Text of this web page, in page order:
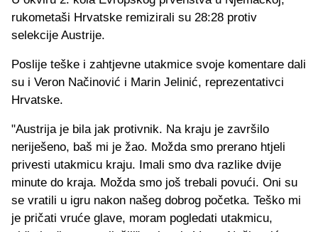
rukometaši Hrvatske remizirali su 28:28 protiv
selekcije Austrije.
Poslije teške i zahtjevne utakmice svoje komentare dali
su i Veron Načinović i Marin Jelinić, reprezentativci
Hrvatske.
"Austrija je bila jak protivnik. Na kraju je završilo
neriješeno, baš mi je žao. Možda smo prerano htjeli
privesti utakmicu kraju. Imali smo dva razlike dvije
minute do kraja. Možda smo još trebali povući. Oni su
se vratili u igru nakon našeg dobrog početka. Teško mi
je pričati vruće glave, moram pogledati utakmicu,